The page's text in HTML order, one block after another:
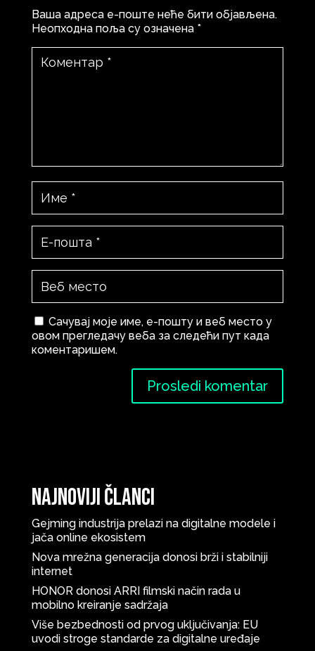
Ваша адреса е-поште неће бити објављена.
Неопходна поља су означена *
Сачувај моје име, е-пошту и веб место у
овом прегледачу веба за следећи пут када
коментаришем.
Najnoviji članci
Gejming industrija prelazi na digitalne modele i
jača online ekosistem
Nova mrežna generacija donosi brži i stabilniji
internet
HONOR donosi ARRI filmski način rada u
mobilno kreiranje sadržaja
Više bezbednosti od prvog uključivanja: EU
uvodi stroge standarde za digitalne uređaje